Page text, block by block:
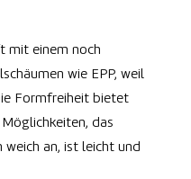
mit einem noch
wie EPP, weil
Formfreiheit bietet
das
an, ist leicht und